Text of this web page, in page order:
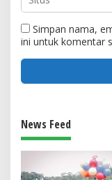
Simpan nama,
ini untuk komentar
News Feed